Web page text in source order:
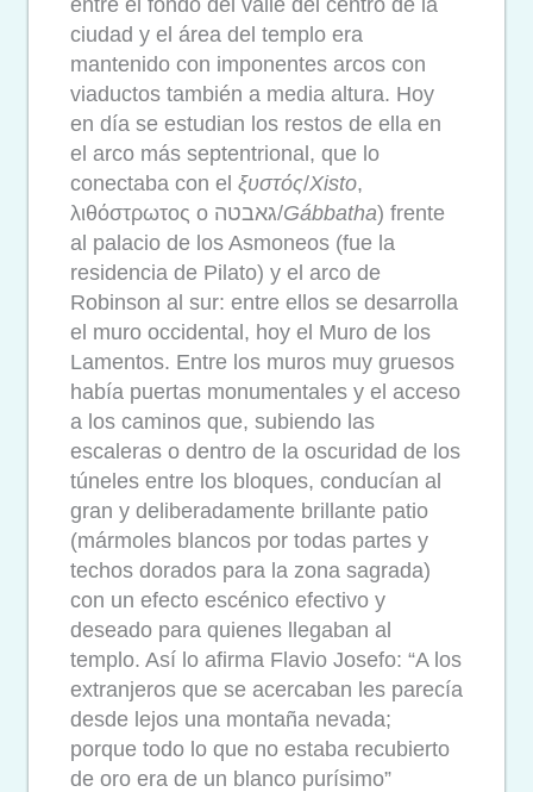
ciudad y el área del templo era
mantenido con imponentes arcos con
viaductos también a media altura. Hoy
en día se estudian los restos de ella en
el arco más septentrional, que lo
conectaba con el ξυστός/Xisto,
λιθόστρωτος o גאבטה/Gábbatha) frente
al palacio de los Asmoneos (fue la
residencia de Pilato) y el arco de
Robinson al sur: entre ellos se desarrolla
el muro occidental, hoy el Muro de los
Lamentos. Entre los muros muy gruesos
había puertas monumentales y el acceso
a los caminos que, subiendo las
escaleras o dentro de la oscuridad de los
túneles entre los bloques, conducían al
gran y deliberadamente brillante patio
(mármoles blancos por todas partes y
techos dorados para la zona sagrada)
con un efecto escénico efectivo y
deseado para quienes llegaban al
templo. Así lo afirma Flavio Josefo: “A los
extranjeros que se acercaban les parecía
desde lejos una montaña nevada;
porque todo lo que no estaba recubierto
de oro era de un blanco purísimo”